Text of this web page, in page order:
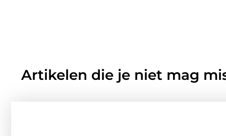
Artikelen die je niet mag